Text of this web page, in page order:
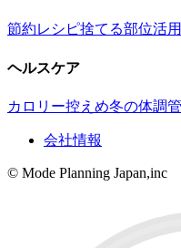
節約レシピ捨てる部位活用
ヘルスケア
カロリー控えめ冬の体調
会社情報
© Mode Planning Japan,inc